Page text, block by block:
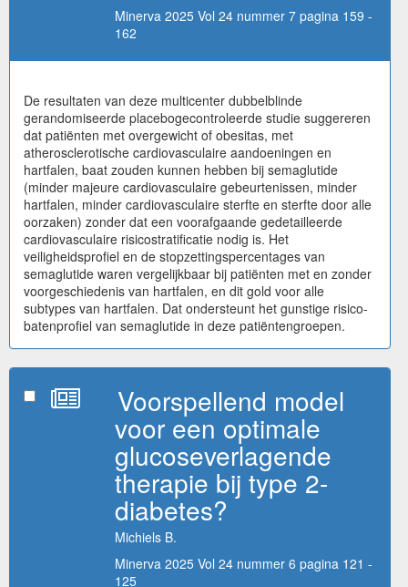
Minerva 2025 Vol 24 nummer 7 pagina 159 -
162
De resultaten van deze multicenter dubbelblinde
gerandomiseerde placebogecontroleerde studie suggereren
dat patiënten met overgewicht of obesitas, met
atherosclerotische cardiovasculaire aandoeningen en
hartfalen, baat zouden kunnen hebben bij semaglutide
(minder majeure cardiovasculaire gebeurtenissen, minder
hartfalen, minder cardiovasculaire sterfte en sterfte door alle
oorzaken) zonder dat een voorafgaande gedetailleerde
cardiovasculaire risicostratificatie nodig is. Het
veiligheidsprofiel en de stopzettingspercentages van
semaglutide waren vergelijkbaar bij patiënten met en zonder
voorgeschiedenis van hartfalen, en dit gold voor alle
subtypes van hartfalen. Dat ondersteunt het gunstige risico-
batenprofiel van semaglutide in deze patiëntengroepen.
Voorspellend model
voor een optimale
glucoseverlagende
therapie bij type 2-
diabetes?
Michiels B.
Minerva 2025 Vol 24 nummer 6 pagina 121 -
125